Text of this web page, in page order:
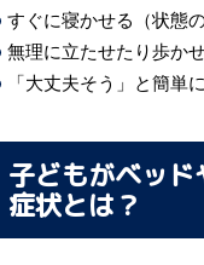
すぐに寝かせる（状態
無理に立たせたり歩か
「大丈夫そう」と簡単
子どもがベッ
症状とは？